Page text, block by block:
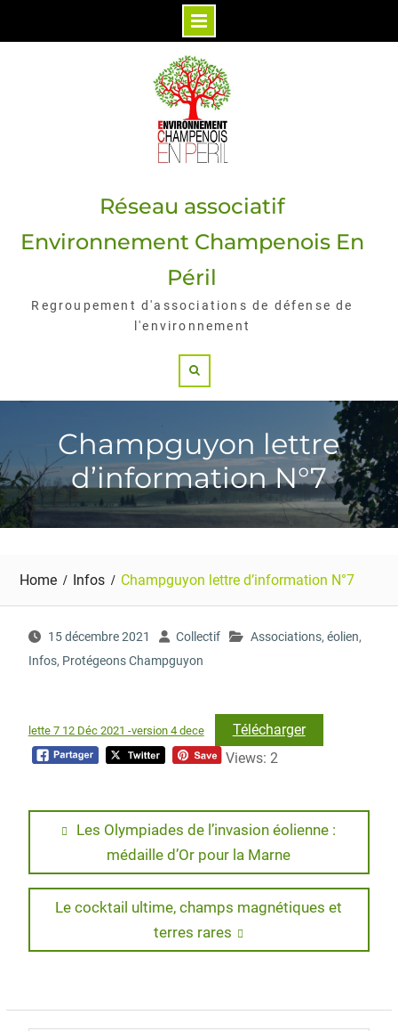
Réseau associatif
Environnement Champenois En
Péril
Regroupement d'associations de défense de
l'environnement
Champguyon lettre
d’information N°7
Home Infos Champguyon lettre d’information N°7
15 décembre 2021 Collectif Associations, éolien,
Infos, Protégeons Champguyon
lette 7 12 Déc 2021 -version 4 dece
Télécharger
Views: 2
Navigation
l’article
Previous
Les Olympiades de l’invasion éolienne :
médaille d’Or pour la Marne
Next
Le cocktail ultime, champs magnétiques et
terres rares